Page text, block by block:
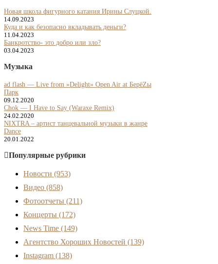
Новая школа фигурного катания Ирины Слуцкой.
14.09.2023
Куда и как безопасно вкладывать деньги?
11.04.2023
Банкротство- это добро или зло?
03.04.2023
Музыка
ad flash — Live from »Delight» Open Air at БерёZы
Парк
09.12.2020
Chok — I Have to Say (Waraxe Remix)
24.02.2020
NIXTRA – артист танцевальной музыки в жанре
Dance
20.01.2022
Популярные рубрики
Новости (953)
Видео (858)
Фотоотчеты (211)
Концерты (172)
News Time (149)
Агентство Хороших Новостей (139)
Instagram (138)